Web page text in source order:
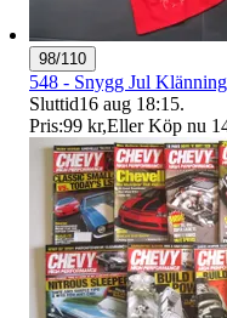
98/110
548 - Snygg Jul
Sluttid16 aug 18:15.
Pris:99 kr,Eller Köp nu